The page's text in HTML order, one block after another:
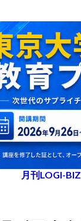
月刊LOGI-